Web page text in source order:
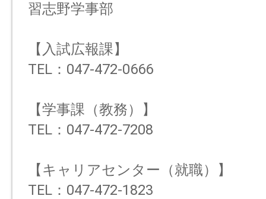
習志野学事部
【入試広報課】
TEL：047-472-0666
【学事課（教務）】
TEL：047-472-7208
【キャリアセンター（就職）】
TEL：047-472-1823